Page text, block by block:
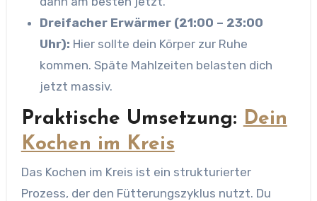
Dreifacher Erwärmer (21:00 – 23:00
Uhr): Hier sollte dein Körper zur Ruhe
kommen. Späte Mahlzeiten belasten dich
jetzt massiv.
Praktische Umsetzung:
Dein
Kochen im Kreis
Das Kochen im Kreis ist ein strukturierter
Prozess, der den Fütterungszyklus nutzt. Du